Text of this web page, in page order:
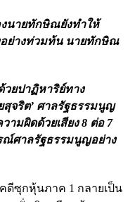
นายทักษิณยังทำให้
อย่างท่วมท้น นายทักษิณ
วยปาฏิหาริย์ทาง
จริต’ ศาลรัฐธรรมนูญ
มผิดด้วยเสียง 8 ต่อ 7
ณ์ศาลรัฐธรรมนูญอย่าง
ซุกหุ้นภาค 1 กลายเป็น